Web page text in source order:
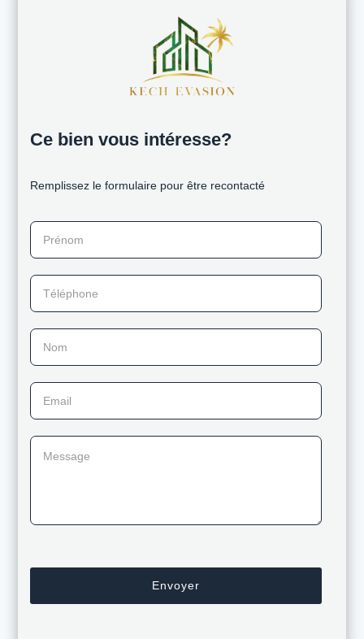
Ce bien vous intéresse?
Remplissez le formulaire pour être recontacté
Prénom
Téléphone
Nom
Email
Message